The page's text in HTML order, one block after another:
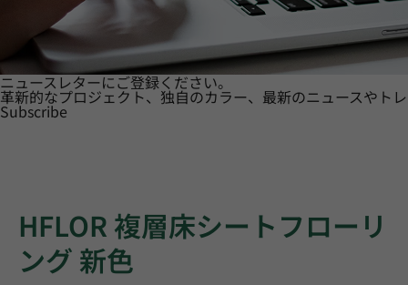
ニュースレターにご登録ください。
革新的なプロジェクト、独自のカラー、最新のニュースやト
Subscribe
HFLOR 複層床シートフローリ
ング 新色